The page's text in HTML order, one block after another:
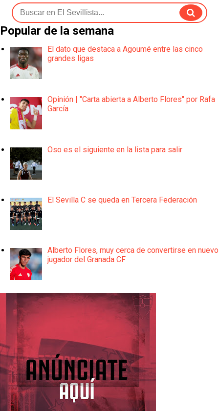
Popular de la semana
El dato que destaca a Agoumé entre las cinco
grandes ligas
Opinión | "Carta abierta a Alberto Flores" por Rafa
García
Oso es el siguiente en la lista para salir
El Sevilla C se queda en Tercera Federación
Alberto Flores, muy cerca de convertirse en nuevo
jugador del Granada CF